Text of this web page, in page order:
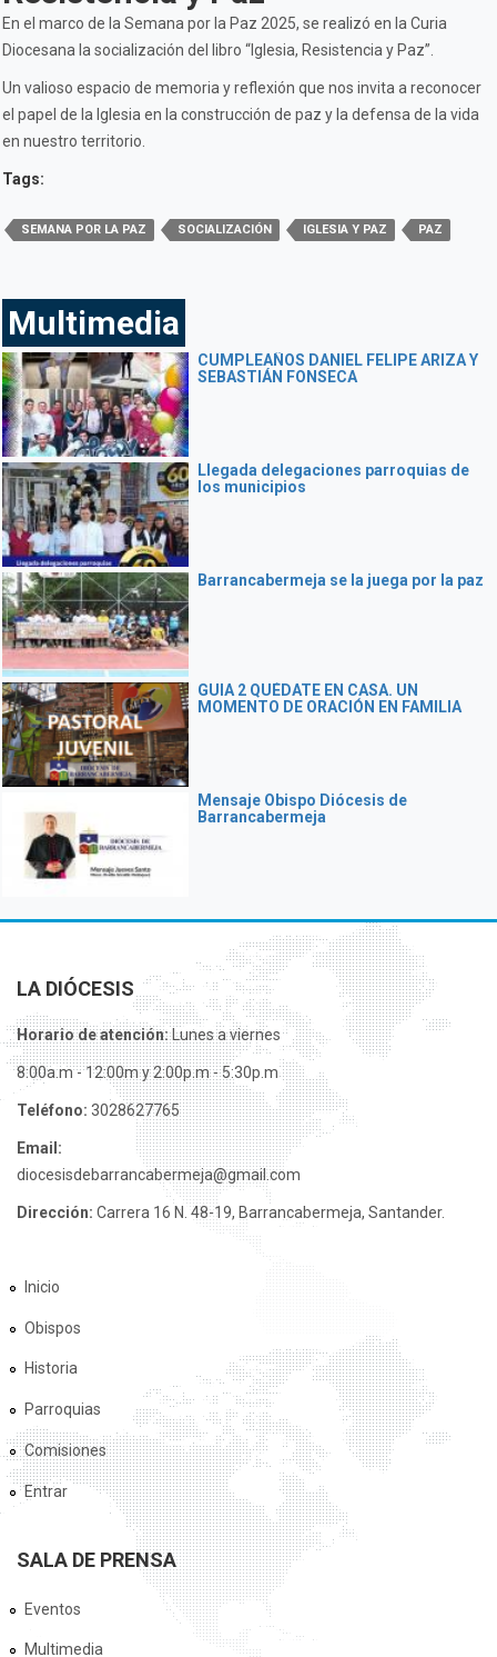
En el marco de la Semana por la Paz 2025, se realizó en la Curia
Diocesana la socialización del libro “Iglesia, Resistencia y Paz”.
Un valioso espacio de memoria y reflexión que nos invita a reconocer
el papel de la Iglesia en la construcción de paz y la defensa de la vida
en nuestro territorio.
Tags:
SEMANA POR LA PAZ SOCIALIZACIÓN IGLESIA Y PAZ PAZ
Multimedia
CUMPLEAÑOS DANIEL FELIPE ARIZA Y
SEBASTIÁN FONSECA
Llegada delegaciones parroquias de
los municipios
Barrancabermeja se la juega por la paz
GUIA 2 QUÉDATE EN CASA. UN
MOMENTO DE ORACIÓN EN FAMILIA
Mensaje Obispo Diócesis de
Barrancabermeja
LA DIÓCESIS
Horario de atención:Lunes a viernes
8:00a.m - 12:00m y 2:00p.m - 5:30p.m
Teléfono: 3028627765
Email:
diocesisdebarrancabermeja@gmail.com
Dirección: Carrera 16 N. 48-19, Barrancabermeja, Santander.
Inicio
Obispos
Historia
Parroquias
Comisiones
Entrar
SALA DE PRENSA
Eventos
Multimedia